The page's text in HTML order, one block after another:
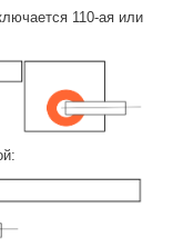
110-ая или